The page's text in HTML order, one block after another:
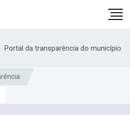
Portal da transparência do município